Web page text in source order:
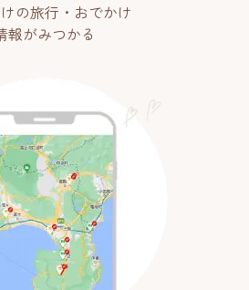
の旅行・おでかけ
報がみつかる